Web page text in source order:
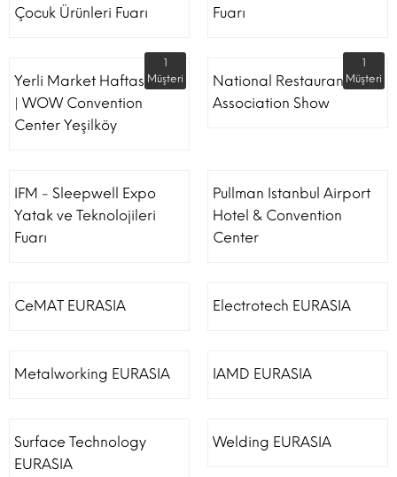
Çocuk Ürünleri Fuarı
Fuarı
Yerli Market Haftası Fuarı
| WOW Convention
Center Yeşilköy
1
Müşteri
National Restaurant
Association Show
1
Müşteri
IFM - Sleepwell Expo
Yatak ve Teknolojileri
Fuarı
Pullman Istanbul Airport
Hotel & Convention
Center
CeMAT EURASIA Electrotech EURASIA
Metalworking EURASIA IAMD EURASIA
Surface Technology
EURASIA
Welding EURASIA